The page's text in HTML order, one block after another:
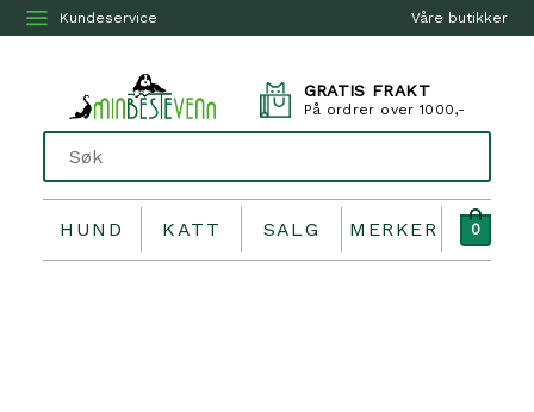
Våre butikker
Kundeservice
GRATIS FRAKT
På ordrer over 1000,-
HUND KATT SALG MERKER 0